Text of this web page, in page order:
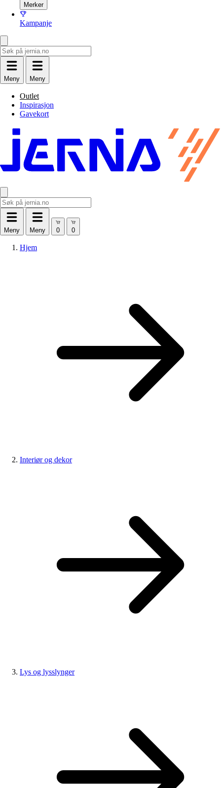
Merker
Kampanje
Meny Meny
Outlet
Inspirasjon
Gavekort
Meny Meny
Hjem
Interiør og dekor
Lys og lysslynger